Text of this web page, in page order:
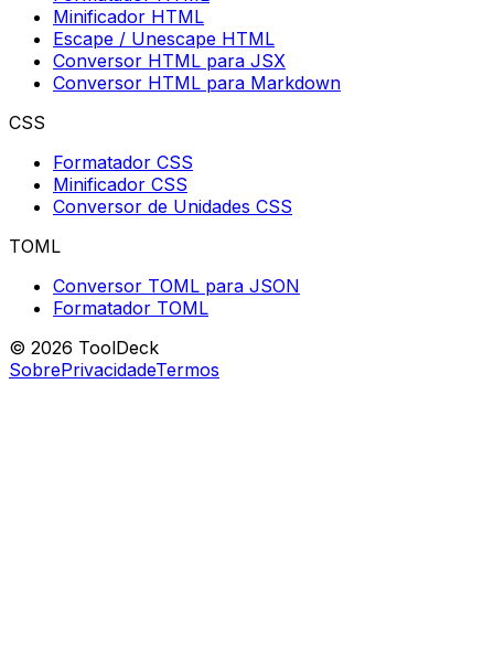
Minificador HTML
Escape / Unescape HTML
Conversor HTML para JSX
Conversor HTML para Markdown
CSS
Formatador CSS
Minificador CSS
Conversor de Unidades CSS
TOML
Conversor TOML para JSON
Formatador TOML
© 2026 ToolDeck
SobrePrivacidadeTermos